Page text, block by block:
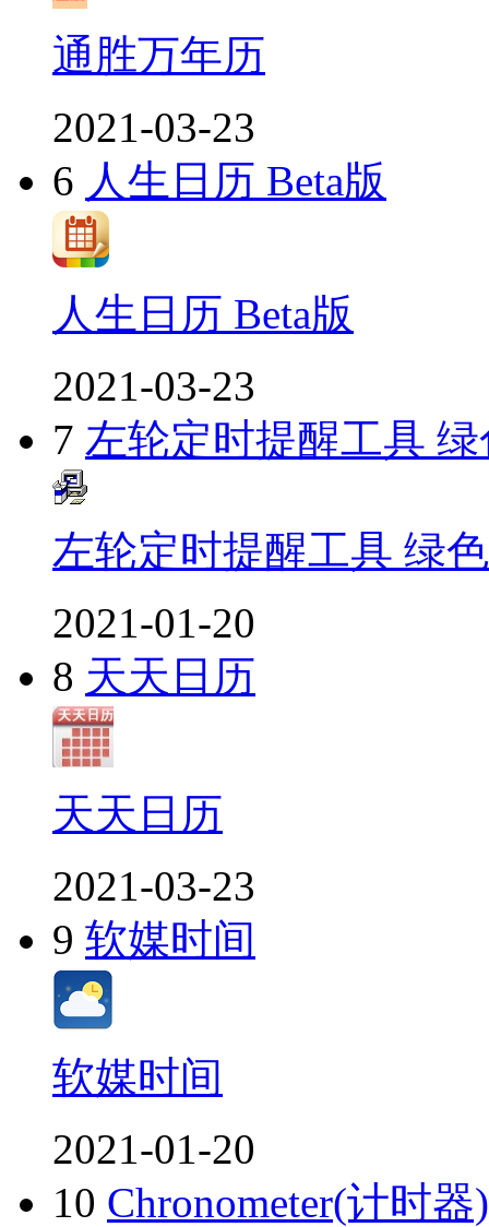
通胜万年历
2021-03-23
6 人生日历 Beta版
人生日历 Beta版
2021-03-23
7 左轮定时提醒工具
左轮定时提醒工具 绿
2021-01-20
8 天天日历
天天日历
2021-03-23
9 软媒时间
软媒时间
2021-01-20
10 Chronometer(计时